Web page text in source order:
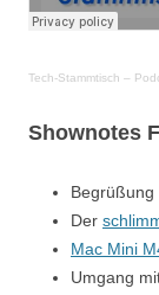
Tech-Stammtisch –
Shownotes
Begrüßung
Der
Mac Mini
Umgang